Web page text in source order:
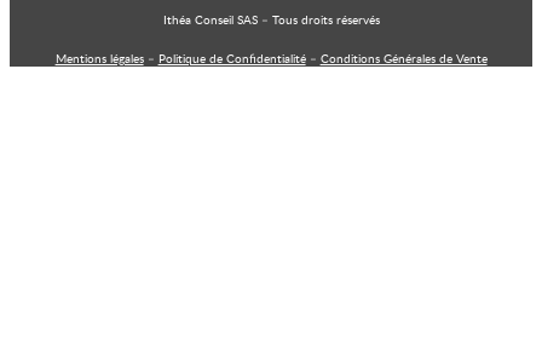
Ithéa Conseil SAS – Tous droits réservés
Mentions légales– Politique de Confidentialité– Conditions Générales de Vente